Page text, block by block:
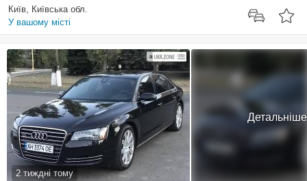
Київ, Київська обл.
У вашому місті
2 тиждні тому
Детальніше